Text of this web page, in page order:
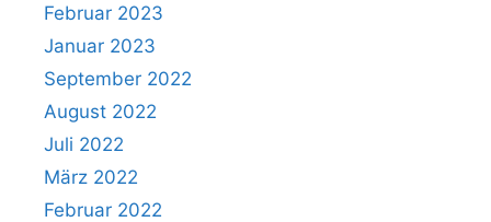
Februar 2023
Januar 2023
September 2022
August 2022
Juli 2022
März 2022
Februar 2022